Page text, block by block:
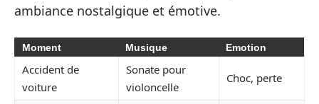
ambiance nostalgique et émotive.
Moment Musique Emotion
Accident de
voiture
Sonate pour
violoncelle
Choc, perte